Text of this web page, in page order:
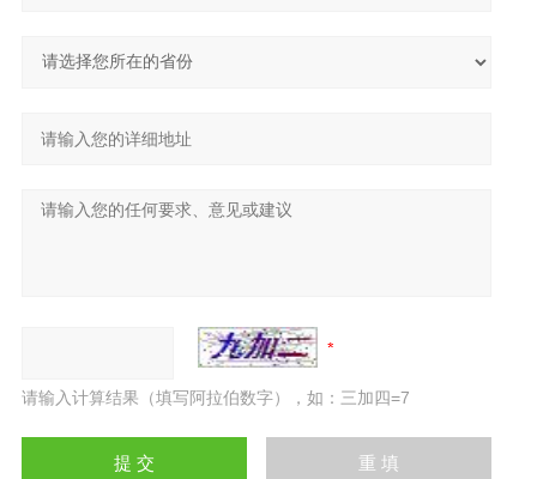
请输入计算结果（填写阿拉伯数字），如：三加四=7